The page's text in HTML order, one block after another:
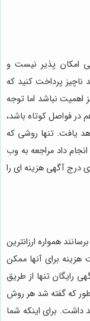
امکان پذیر نیست و
ناچیز پرداخت کنید که
نباشد اما توجه
در فواصل کوتاه باشد،
یافت. تنها روشی که
داد مراجعه به وب
درج آگهی هزینه ای را
همواره ارزانترین
هزینه برای آنها ممکن
رایگان تنها از طریق
که گفته شد هر روش
داشت. برای اینکه شما